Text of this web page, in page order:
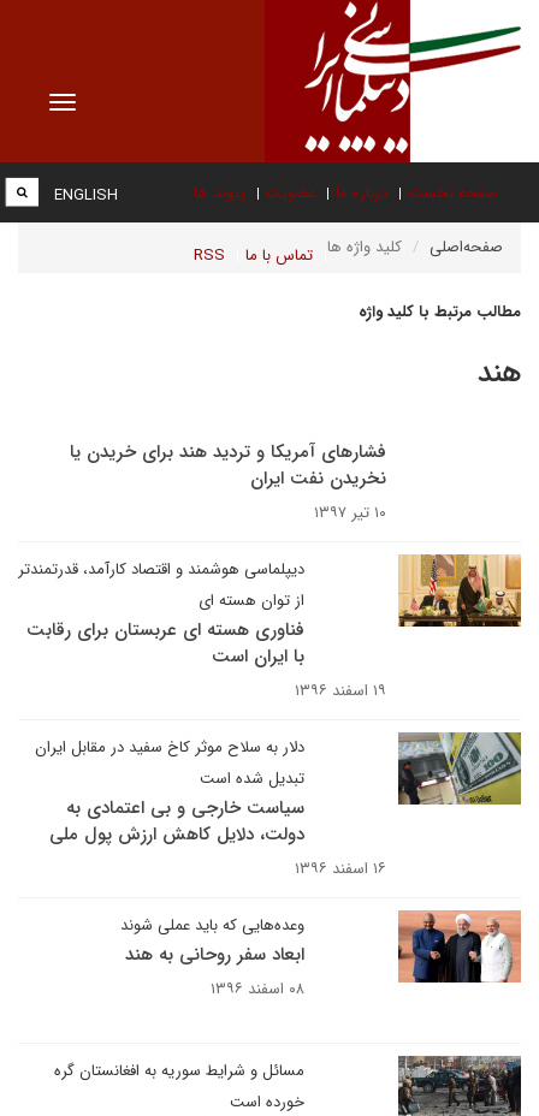
Toggle
صفحه نخست درباره ما عضویت پیوند ها
تماس با ما RSS
ENGLISH
صفحه‌اصلی کلید واژه ها
مطالب مرتبط با کلید واژه
هند
فشارهای آمریکا و تردید هند برای خریدن یا
نخریدن نفت ایران
۱۰ تیر ۱۳۹۷
دیپلماسی هوشمند و اقتصاد کارآمد، قدرتمندتر
از توان هسته ای
فناوری هسته ای عربستان برای رقابت
با ایران است
۱۹ اسفند ۱۳۹۶
دلار به سلاح موثر کاخ سفید در مقابل ایران
تبدیل شده است
سیاست خارجی و بی اعتمادی به
دولت، دلایل کاهش ارزش پول ملی
۱۶ اسفند ۱۳۹۶
وعده‌هایی که باید عملی شوند
ابعاد سفر روحانی به هند
۰۸ اسفند ۱۳۹۶
مسائل و شرایط سوریه به افغانستان گره
خورده است